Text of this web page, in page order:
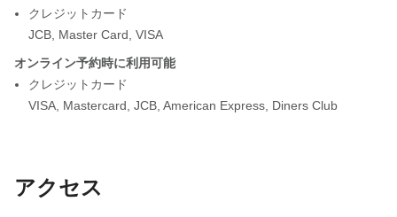
クレジットカード
JCB Master Card VISA
オンライン予約時に利用可能
クレジットカード
VISA Mastercard JCB American Express Diners Club
アクセス